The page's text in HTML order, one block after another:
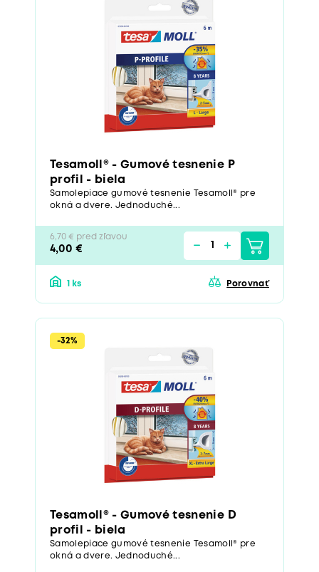
Tesamoll® - Gumové tesnenie P
profil - biela
Samolepiace gumové tesnenie Tesamoll® pre
okná a dvere. Jednoduché...
6,70 € pred zľavou
4,00 €
1 ks Porovnať
-32%
Tesamoll® - Gumové tesnenie D
profil - biela
Samolepiace gumové tesnenie Tesamoll® pre
okná a dvere. Jednoduché...